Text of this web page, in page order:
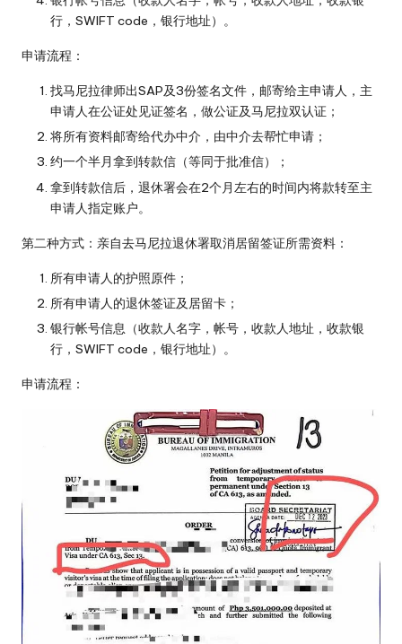
行，SWIFT code，银行地址）。
申请流程：
找马尼拉律师出SAP及3份签名文件，邮寄给主申请人，主
申请人在公证处见证签名，做公证及马尼拉双认证；
将所有资料邮寄给代办中介，由中介去帮忙申请；
约一个半月拿到转款信（等同于批准信）；
拿到转款信后，退休署会在2个月左右的时间内将款转至主
申请人指定账户。
第二种方式：亲自去马尼拉退休署取消居留签证所需资料：
所有申请人的护照原件；
所有申请人的退休签证及居留卡；
银行帐号信息（收款人名字，帐号，收款人地址，收款银
行，SWIFT code，银行地址）。
申请流程：